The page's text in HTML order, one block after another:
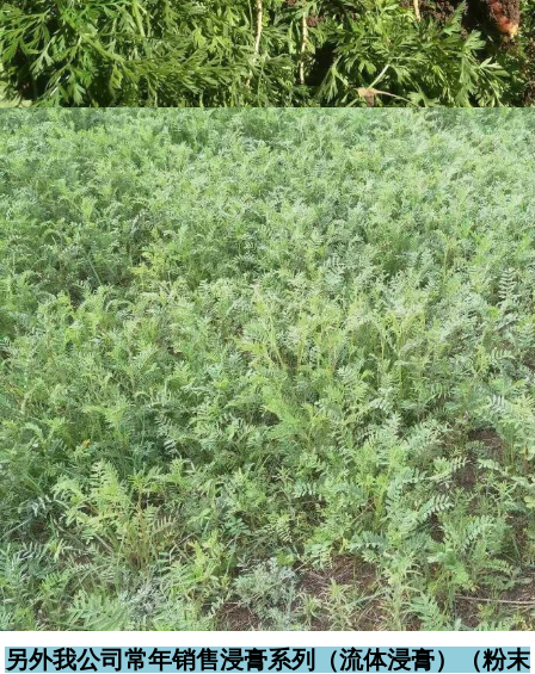
另外我公司常年销售浸膏系列（流体浸膏）（粉末